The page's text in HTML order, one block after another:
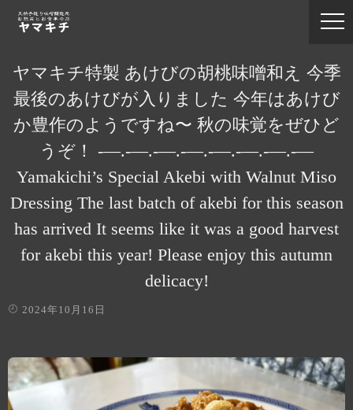
ヤマキチ特製 あけびの胡桃味噌和え 今季
最後のあけびが入りました 今年はあけび
か豊作のようですね〜 秋の味覚をぜひど
うぞ！ -—.-—.-—.-—.-—.-—.-—.-—
Yamakichi’s Special Akebi with Walnut Miso
Dressing The last batch of akebi for this season
has arrived It seems like it was a good harvest
for akebi this year! Please enjoy this autumn
delicacy!
2024年10月16日